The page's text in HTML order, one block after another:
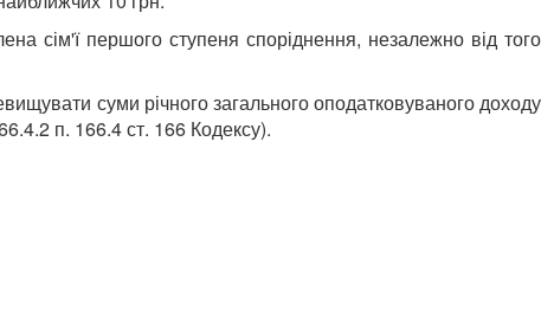
сім'ї першого ступеня споріднення, незалежно від того
суми річного загального оподатковуваного доходу
п. 166.4 ст. 166 Кодексу).